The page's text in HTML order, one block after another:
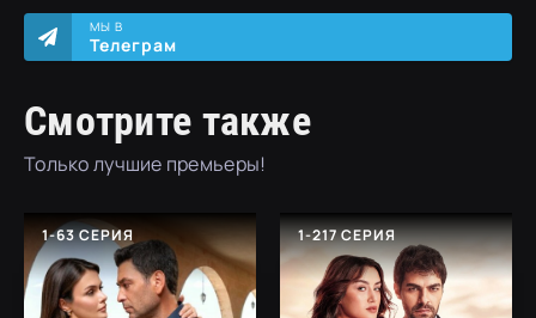
Смотрите также
Только лучшие премьеры!
МЫ В
Телеграм
1-63 СЕРИЯ 1-217 СЕРИЯ